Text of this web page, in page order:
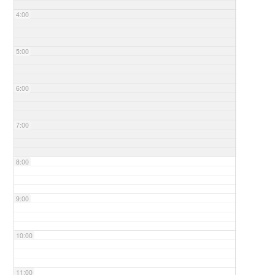
4:00
5:00
6:00
7:00
8:00
9:00
10:00
11:00